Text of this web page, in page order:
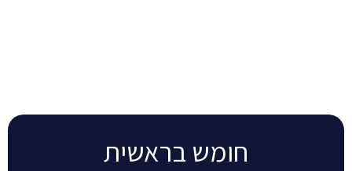
חומש בראשית